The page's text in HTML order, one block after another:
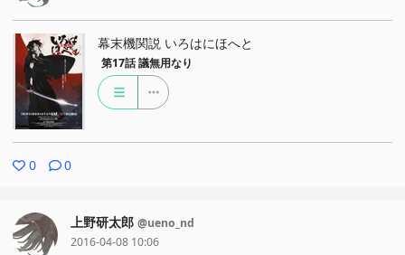
幕末機関説 いろはにほへと
第17話 議無用なり
0 0
上野研太郎 @ueno_nd
2016-04-08 10:06